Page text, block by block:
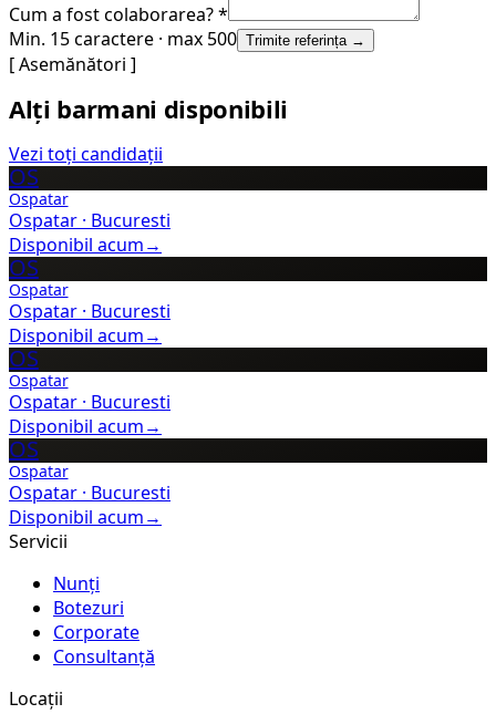
Cum a fost colaborarea? *
Min. 15 caractere · max 500 Trimite referința →
[ Asemănători ]
Alți barmani disponibili
Vezi toți candidații
OS
Ospatar
Ospatar · Bucuresti
Disponibil acum→
OS
Ospatar
Ospatar · Bucuresti
Disponibil acum→
OS
Ospatar
Ospatar · Bucuresti
Disponibil acum→
OS
Ospatar
Ospatar · Bucuresti
Disponibil acum→
Servicii
Nunți
Botezuri
Corporate
Consultanță
Locații